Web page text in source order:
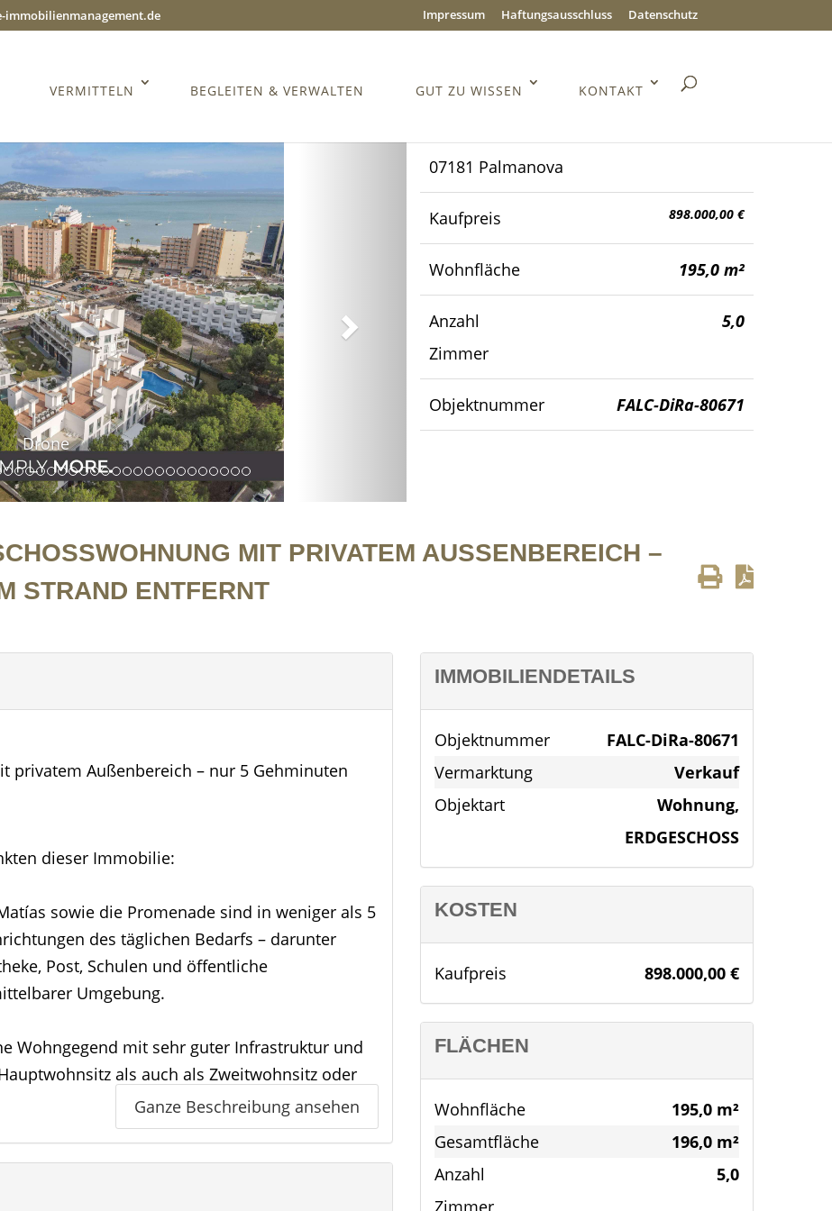
Impressum Haftungsausschluss Datenschutz
VERMITTELN BEGLEITEN & VERWALTEN GUT ZU WISSEN KONTAKT
Drone
07181 Palmanova
Kaufpreis 898.000,00 €
Wohnfläche 195,0 m²
Anzahl
Zimmer
5,0
Objektnummer FALC-DiRa-80671
MIT PRIVATEM AUSSENBEREICH – N
ENTFERNT
privatem Außenbereich – nur 5 Gehminuten
dieser Immobilie:
sowie die Promenade sind in weniger als 5
des täglichen Bedarfs – darunter
Post, Schulen und öffentliche
Umgebung.
Wohngegend mit sehr guter Infrastruktur und
als auch als Zweitwohnsitz oder
ausgelegt und bietet Mehrwert durch
Ganze Beschreibung ansehen
IMMOBILIENDETAILS
Objektnummer
FALC-DiRa-80671
Vermarktung
Verkauf
Objektart
Wohnung,
ERDGESCHOSS
KOSTEN
Kaufpreis 898.000,00 €
FLÄCHEN
Wohnfläche
195,0 m²
Gesamtfläche
196,0 m²
Anzahl
Zimmer
5,0